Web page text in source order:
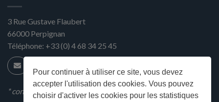
Pour continuer à utiliser ce site, vous devez
accepter l'utilisation des cookies. Vous pouvez
choisir d'activer les cookies pour les statistiques
3 Rue Gustave Flaubert
66000 Perpignan
Téléphone: +33 (0) 4 68 34 25 45
* condition en magasin